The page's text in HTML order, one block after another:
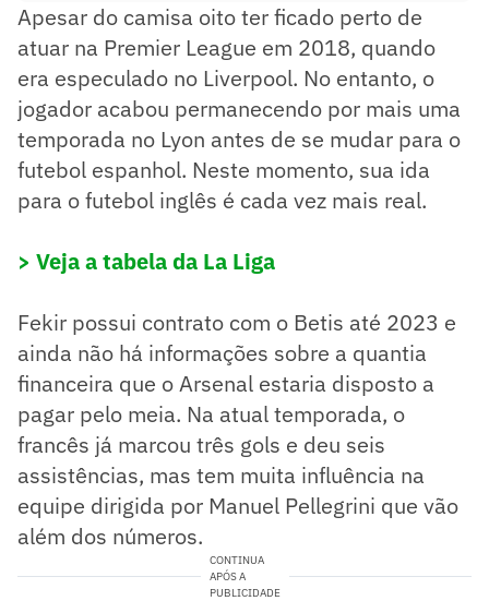
Apesar do camisa oito ter ficado perto de
atuar na Premier League em 2018, quando
era especulado no Liverpool. No entanto, o
jogador acabou permanecendo por mais uma
temporada no Lyon antes de se mudar para o
futebol espanhol. Neste momento, sua ida
para o futebol inglês é cada vez mais real.
> Veja a tabela da La Liga
Fekir possui contrato com o Betis até 2023 e
ainda não há informações sobre a quantia
financeira que o Arsenal estaria disposto a
pagar pelo meia. Na atual temporada, o
francês já marcou três gols e deu seis
assistências, mas tem muita influência na
equipe dirigida por Manuel Pellegrini que vão
além dos números.
CONTINUA
APÓS A
PUBLICIDADE